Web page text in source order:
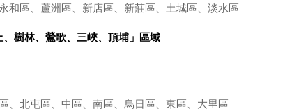
和區、蘆洲區、新店區、新莊區、土城區、淡水區
樹林、鶯歌、三峽、頂埔」區域
、北屯區、中區、南區、烏日區、東區、大里區